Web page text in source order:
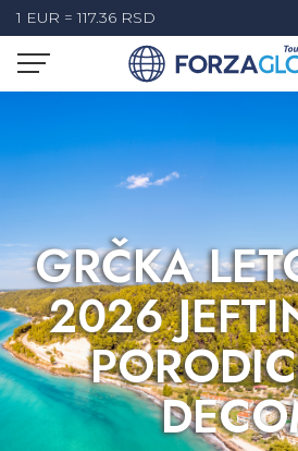
1 EUR = 117.36 RSD
GRČKA
2026